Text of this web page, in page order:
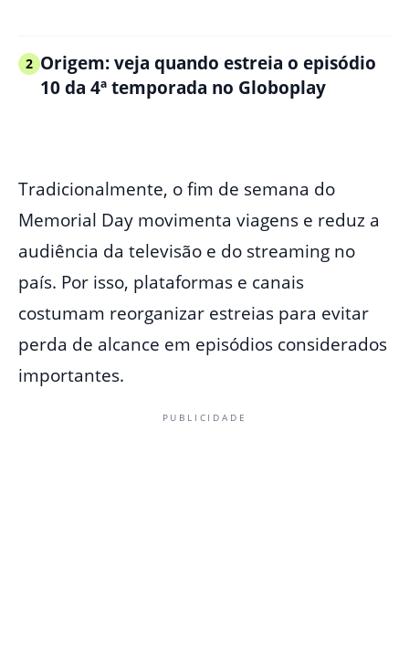
2 Origem: veja quando estreia o episódio
10 da 4ª temporada no Globoplay
Tradicionalmente, o fim de semana do
Memorial Day movimenta viagens e reduz a
audiência da televisão e do streaming no
país. Por isso, plataformas e canais
costumam reorganizar estreias para evitar
perda de alcance em episódios considerados
importantes.
PUBLICIDADE